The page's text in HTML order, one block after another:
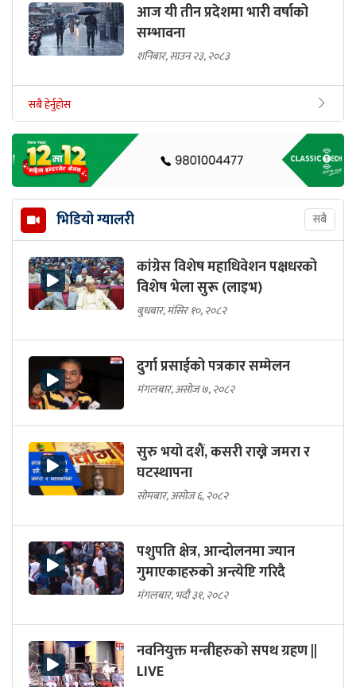
आज यी तीन प्रदेशमा भारी वर्षाको
सम्भावना
शनिबार, साउन २३, २०८३
सबै हेर्नुहोस
भिडियो ग्यालरी सबै
कांग्रेस विशेष महाधिवेशन पक्षधरको
विशेष भेला सुरू (लाइभ)
बुधबार, मंसिर १०, २०८२
दुर्गा प्रसाईको पत्रकार सम्मेलन
मंगलबार, असोज ७, २०८२
सुरु भयो दशैं, कसरी राख्ने जमरा र
घटस्थापना
सोमबार, असोज ६, २०८२
पशुपति क्षेत्र, आन्दोलनमा ज्यान
गुमाएकाहरुको अन्त्येष्टि गरिदै
मंगलबार, भदौ ३१, २०८२
नवनियुक्त मन्त्रीहरुको सपथ ग्रहण ||
LIVE